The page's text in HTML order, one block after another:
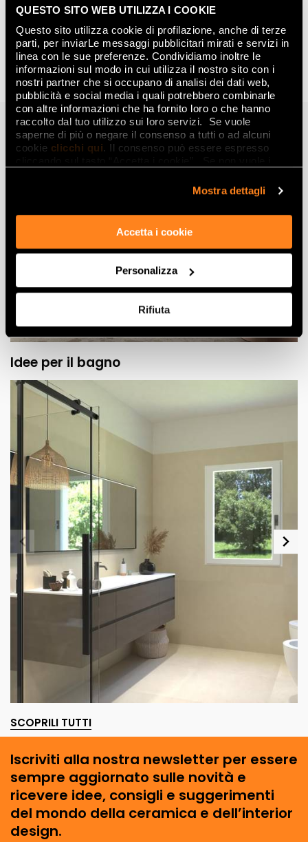
QUESTO SITO WEB UTILIZZA I COOKIE
Questo sito utilizza cookie di profilazione, anche di terze
parti, per inviarLe messaggi pubblicitari mirati e servizi in
linea con le sue preferenze. Condividiamo inoltre le
informazioni sul modo in cui utilizza il nostro sito con i
nostri partner che si occupano di analisi dei dati web,
pubblicità e social media i quali potrebbero combinarle
con altre informazioni che ha fornito loro o che hanno
raccolto dal tuo utilizzo sui loro servizi. Se vuole
saperne di più o negare il consenso a tutti o ad alcuni
cookie clicchi qui. Il consenso può essere espresso
Mostra dettagli
Accetta i cookie
Personalizza
Rifiuta
TROPIC KENZIA
Galleria
Idee per il bagno
SCOPRILI TUTTI
Iscriviti alla nostra newsletter per essere
sempre aggiornato sulle novità e
ricevere idee, consigli e suggerimenti
del mondo della ceramica e dell’interior
design.